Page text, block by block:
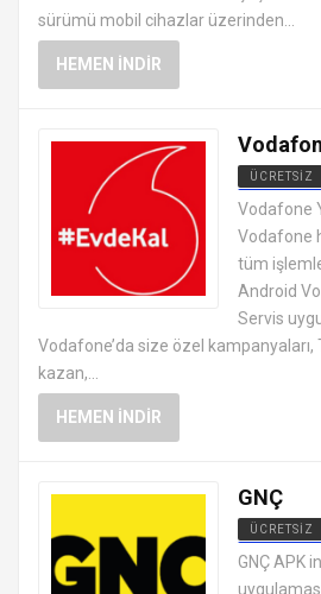
sürümü mobil cihazlar üzerinden...
HEMEN İNDIR
ÜCRETSIZ
ANDROID
Vodafone
Vodafone
tüm
Android
Servis
Vodafone’da size özel kampanyaları,
kazan,...
HEMEN İNDIR
GNÇ
ÜCRETSIZ
ANDROID
GNÇ APK